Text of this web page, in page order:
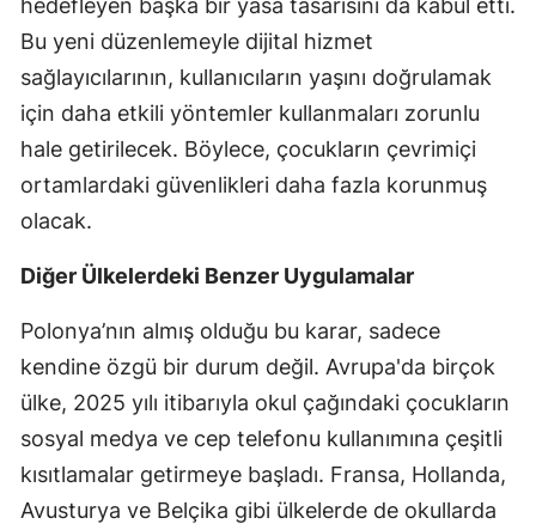
Yozgat
Zonguldak
Aksaray
Bayburt
Kırıkkale
Batman
Şırnak
Bartın
Ardahan
hedefleyen başka bir yasa tasarısını da kabul etti.
Bu yeni düzenlemeyle dijital hizmet
sağlayıcılarının, kullanıcıların yaşını doğrulamak
için daha etkili yöntemler kullanmaları zorunlu
hale getirilecek. Böylece, çocukların çevrimiçi
ortamlardaki güvenlikleri daha fazla korunmuş
olacak.
Diğer Ülkelerdeki Benzer Uygulamalar
Polonya’nın almış olduğu bu karar, sadece
kendine özgü bir durum değil. Avrupa'da birçok
ülke, 2025 yılı itibarıyla okul çağındaki çocukların
sosyal medya ve cep telefonu kullanımına çeşitli
kısıtlamalar getirmeye başladı. Fransa, Hollanda,
Avusturya ve Belçika gibi ülkelerde de okullarda